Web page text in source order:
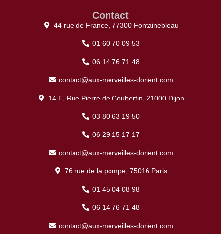
Contact
44 rue de France, 77300 Fontainebleau
01 60 70 09 53
06 14 76 71 48
contact@aux-merveilles-dorient.com
14 E, Rue Pierre de Coubertin, 21000 Dijon
03 80 63 19 50
06 29 15 17 17
contact@aux-merveilles-dorient.com
76 rue de la pompe, 75016 Paris
01 45 04 08 98
06 14 76 71 48
contact@aux-merveilles-dorient.com